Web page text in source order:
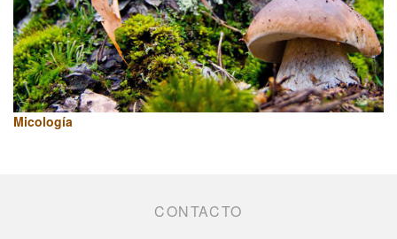
Micología
CONTACTO